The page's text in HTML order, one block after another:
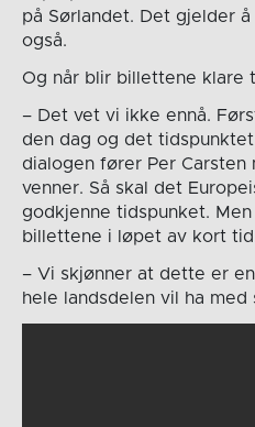
på Sørlandet. Det gjelder
også.
Og når blir billettene klare
– Det vet vi ikke ennå.
den dag og det
dialogen fører Per Carsten
venner. Så skal det
godkjenne tidspunket.
billettene i løpet av kort
– Vi skjønner at dette er
hele landsdelen vil ha med